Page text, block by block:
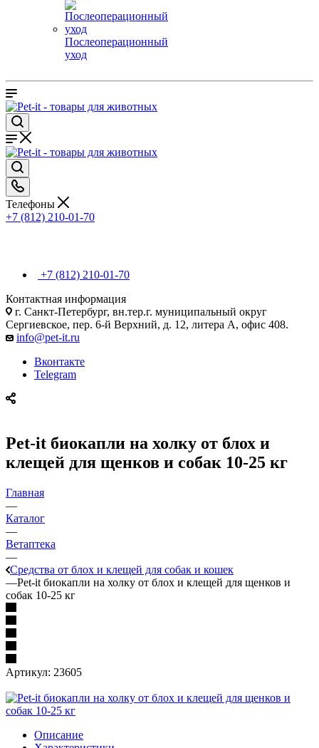
Послеоперационный
уход
Телефоны
+7 (812) 210-01-70
+7 (812) 210-01-70
Контактная информация
г. Санкт-Петербург, вн.тер.г. муниципальный округ
Сергиевское, пер. 6-й Верхний, д. 12, литера А, офис 408.
info@pet-it.ru
Вконтакте
Telegram
Pet-it биокапли на холку от блох и
клещей для щенков и собак 10-25 кг
Главная
—
Каталог
—
Ветаптека
—
Средства от блох и клещей для собак и кошек
—Pet-it биокапли на холку от блох и клещей для щенков и
собак 10-25 кг
Артикул: 23605
Описание